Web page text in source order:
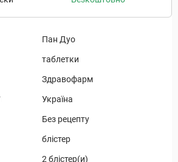
Пан Дуо
таблетки
Здравофарм
Україна
Без рецепту
блістер
2 блістер(и)